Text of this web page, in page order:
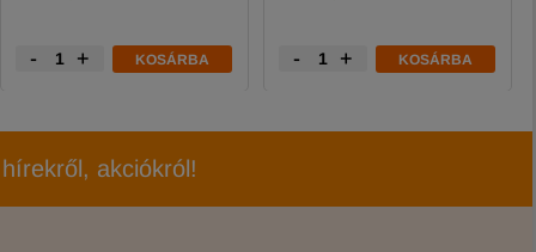
- + KOSÁRBA - + KOSÁRBA
akciókról!